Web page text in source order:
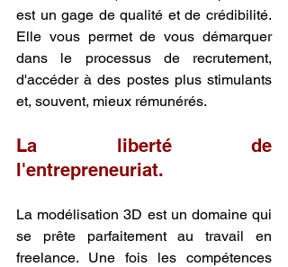
est un gage de qualité et de crédibilité.
Elle vous permet de vous démarquer
dans le processus de recrutement,
d'accéder à des postes plus stimulants
et, souvent, mieux rémunérés.
La liberté de
l'entrepreneuriat.
La modélisation 3D est un domaine qui
se prête parfaitement au travail en
freelance. Une fois les compétences